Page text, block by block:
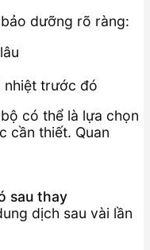
dưỡng rõ ràng:
nhiệt trước đó
có thể là lựa chọn
cần thiết. Quan
sau thay
dịch sau vài lần